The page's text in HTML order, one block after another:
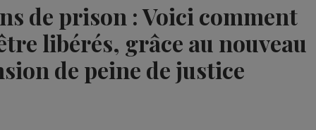
de prison : Voici comment
libérés, grâce au nouveau
de peine de justice